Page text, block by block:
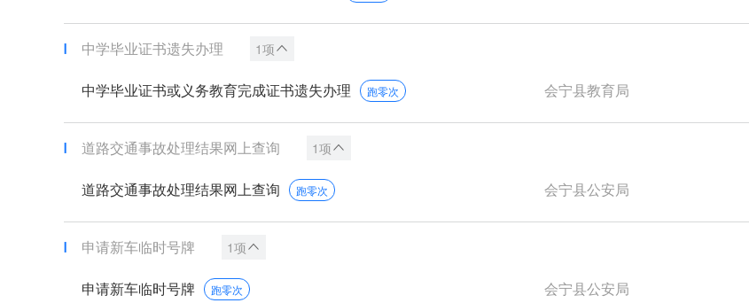
中学毕业证书遗失办理 1项
中学毕业证书或义务教育完成证书遗失办理 跑零次 会宁县教育局
道路交通事故处理结果网上查询 1项
道路交通事故处理结果网上查询 跑零次 会宁县公安局
申请新车临时号牌 1项
申请新车临时号牌 跑零次 会宁县公安局